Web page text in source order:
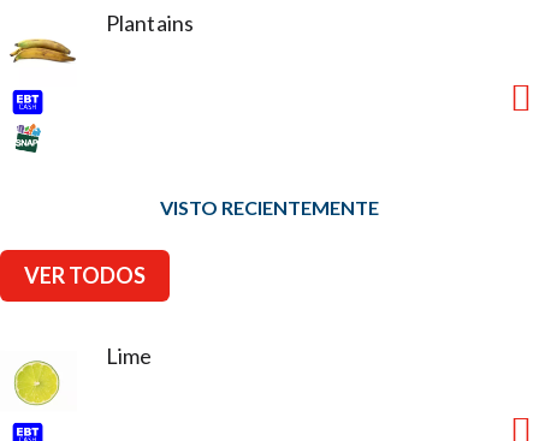
Plantains
VISTO RECIENTEMENTE
VER TODOS
Lime